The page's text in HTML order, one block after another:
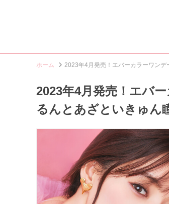
ホーム 2023年4月発売！エバーカラーワン
2023年4月発売！エバ
るんとあざといきゅん